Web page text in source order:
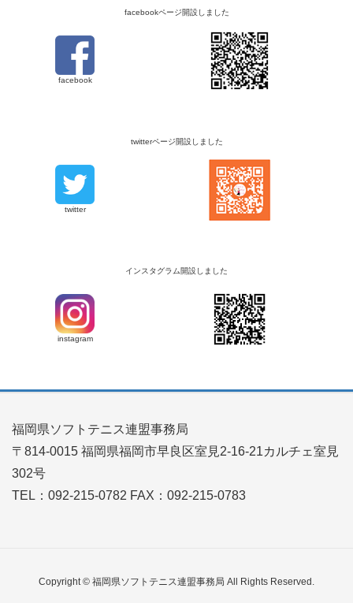
facebookページ開設しました
facebook
twitterページ開設しました
twitter
インスタグラム開設しました
instagram
福岡県ソフトテニス連盟事務局
〒814-0015 福岡県福岡市早良区室見2-16-21カルチェ室見
302号
TEL：092-215-0782 FAX：092-215-0783
Copyright © 福岡県ソフトテニス連盟事務局 All Rights Reserved.